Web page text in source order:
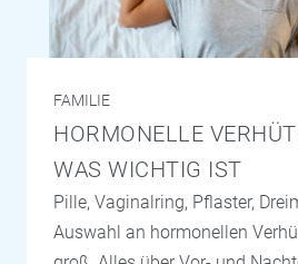
FAMILIE
HORMONELLE
WAS WICHTIG IST
Pille, Vaginalring, Pflaster,
Auswahl an hormonellen